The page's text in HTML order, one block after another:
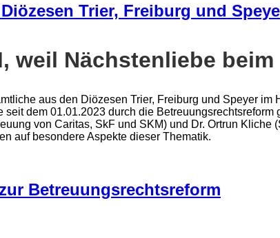
weil Nächstenliebe beim
Trier, Freiburg und
aus den Diözesen Trier, Freiburg und Speyer
dem 01.01.2023 durch die
von Caritas, SkF und SKM) und Dr. Ortrun
auf besondere Aspekte dieser Thematik.
Betreuungsrechtsreform